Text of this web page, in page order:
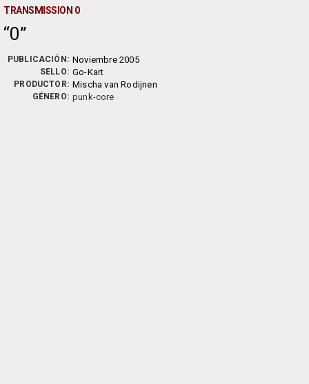
TRANSMISSION 0
0
PUBLICACIÓN: Noviembre 2005
SELLO: Go-Kart
PRODUCTOR: Mischa van Rodijnen
GÉNERO: punk-core